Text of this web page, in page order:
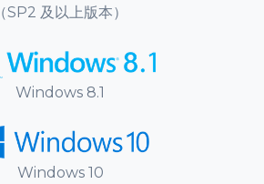
（SP2 及以上版本）
Windows 8.1
Windows 10